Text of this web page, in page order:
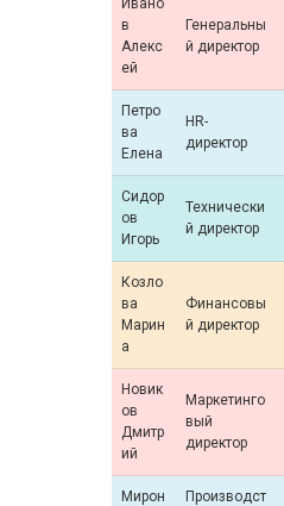
Ивано
в
Алекс
ей
Генеральны
й директор
Петро
ва
Елена
HR-
директор
Сидор
ов
Игорь
Технически
й директор
Козло
ва
Марин
а
Финансовы
й директор
Новик
ов
Дмитр
ий
Маркетинго
вый
директор
Мирон
Производст